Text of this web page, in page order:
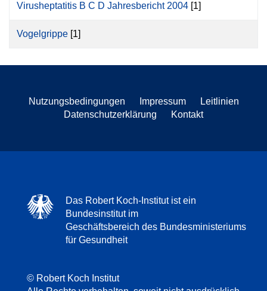
Virusheptatitis B C D Jahresbericht 2004 [1]
Vogelgrippe [1]
Nutzungsbedingungen Impressum
Leitlinien
Datenschutzerklärung
Kontakt
Das Robert Koch-Institut ist ein
Bundesinstitut im
Geschäftsbereich des Bundesministeriums
für Gesundheit
© Robert Koch Institut